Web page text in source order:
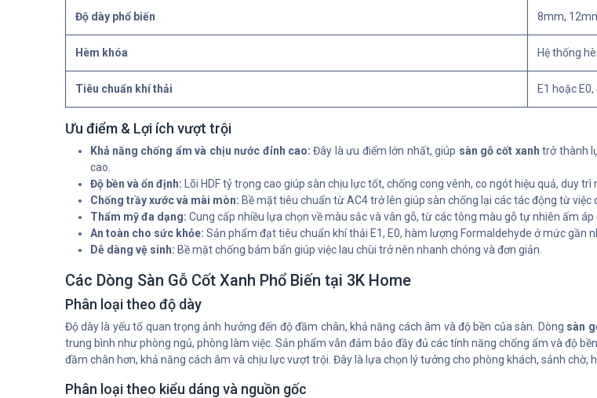
Độ dày phổ biến 8mm,
Hèm khóa Hệ thống
Tiêu chuẩn khí thải E1 hoặc
Ưu điểm & Lợi ích vượt trội
Khả năng chống ẩm và chịu nước đỉnh cao: Đây là ưu điểm lớn nhất, giúp sàn gỗ cốt xanh trở thành
cao.
Độ bền và ổn định: Lõi HDF tỷ trọng cao giúp sàn chịu lực tốt, chống cong vênh, co ngót hiệu quả, duy
Chống trầy xước và mài mòn: Bề mặt tiêu chuẩn từ AC4 trở lên giúp sàn chống lại các tác động từ việc
Thẩm mỹ đa dạng: Cung cấp nhiều lựa chọn về màu sắc và vân gỗ, từ các tông màu gỗ tự nhiên ấm
An toàn cho sức khỏe: Sản phẩm đạt tiêu chuẩn khí thải E1, E0, hàm lượng Formaldehyde ở mức gần
Dễ dàng vệ sinh: Bề mặt chống bám bẩn giúp việc lau chùi trở nên nhanh chóng và đơn giản.
Các Dòng Sàn Gỗ Cốt Xanh Phổ Biến tại 3K Home
Phân loại theo độ dày
Độ dày là yếu tố quan trọng ảnh hưởng đến độ đầm chân, khả năng cách âm và độ bền của sàn. Dòng sàn
trung bình như phòng ngủ, phòng làm việc. Sản phẩm vẫn đảm bảo đầy đủ các tính năng chống ẩm và độ
đầm chân hơn, khả năng cách âm và chịu lực vượt trội. Đây là lựa chọn lý tưởng cho phòng khách, sảnh chờ,
Phân loại theo kiểu dáng và nguồn gốc